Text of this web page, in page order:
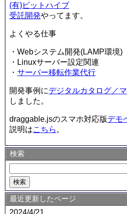
(有)ビットハイブ
受託開発やってます。
よくやる仕事
・Webシステム開発(LAMP環境)
・Linuxサーバー設定関連
・ サーバー移転作業代行
開発事例にデジタルカタログ／
しました。
draggable.jsのスマホ対応版デモ
説明はこちら 。
検索
最近更新したページ
2024/4/21